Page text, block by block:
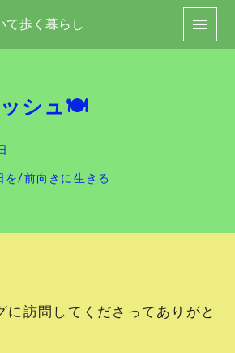
て歩く暮らし
シュ🍽
を/前向きに生きる
に訪問してくださってありがと